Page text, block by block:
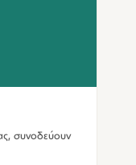
συνοδεύουν